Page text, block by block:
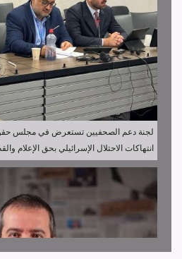
لجنة دعم الصحفيين تستعرض في مجلس
انتهاكات الاحتلال الإسرائيلي بحق الإعلام